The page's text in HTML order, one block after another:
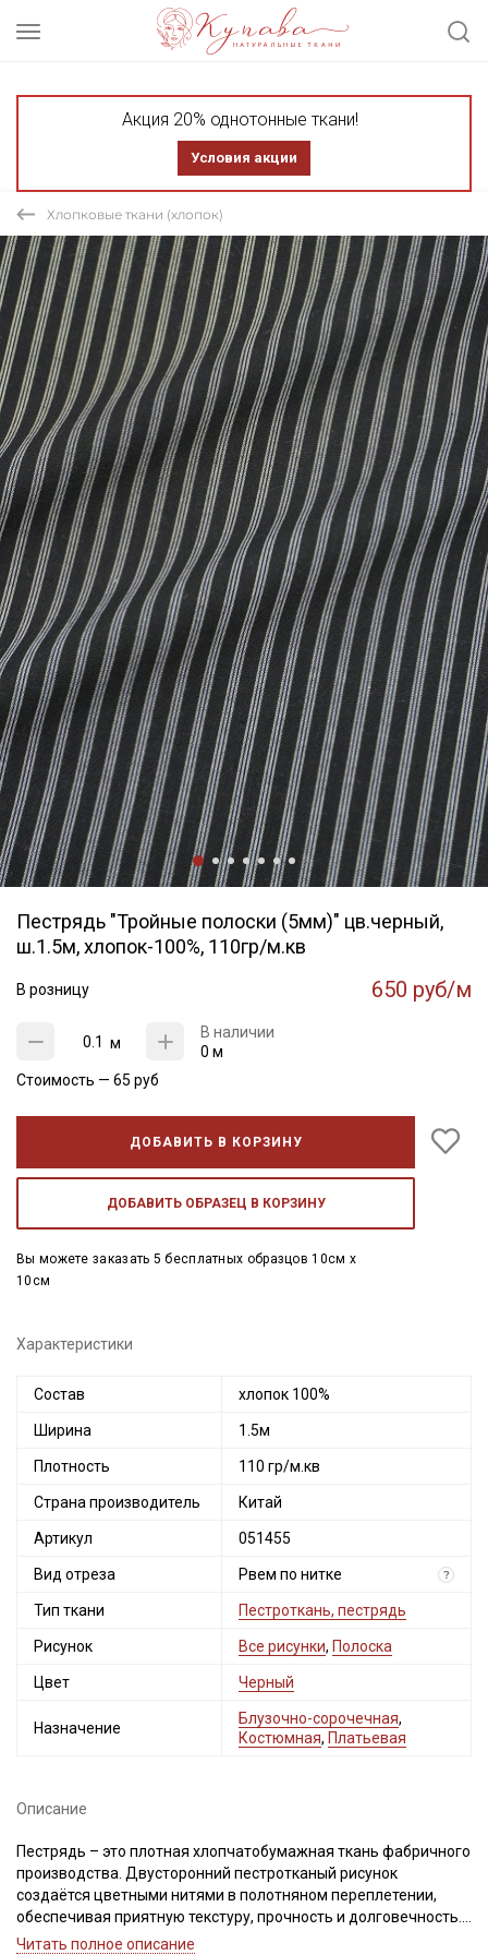
Акция 20% однотонные ткани!
Условия акции
Хлопковые ткани (хлопок)
Пестрядь "Тройные полоски (5мм)" цв.черный,
ш.1.5м, хлопок-100%, 110гр/м.кв
В розницу 650 руб/м
м
В наличии
0 м
Стоимость — 65 руб
ДОБАВИТЬ В КОРЗИНУ
ДОБАВИТЬ ОБРАЗЕЦ В КОРЗИНУ
Вы можете заказать 5 бесплатных образцов 10см x
10см
Характеристики
Состав хлопок 100%
Ширина 1.5м
Плотность 110 гр/м.кв
Страна производитель Китай
Артикул 051455
Вид отреза Рвем по нитке ?
Тип ткани Пестроткань, пестрядь
Рисунок Все рисунки, Полоска
Цвет Черный
Назначение
Блузочно-сорочечная,
Костюмная, Платьевая
Описание
Пестрядь – это плотная хлопчатобумажная ткань фабричного
производства. Двусторонний пестротканый рисунок
создаётся цветными нитями в полотняном переплетении,
обеспечивая приятную текстуру, прочность и долговечность.
Идеально подходит для пошива традиционной одежды:
Читать полное описание
Секретная рассылка от Купава